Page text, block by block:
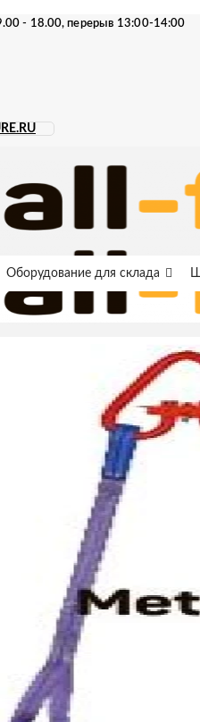
- 18.00, перерыв 13:00-14:00
Оборудование для склада